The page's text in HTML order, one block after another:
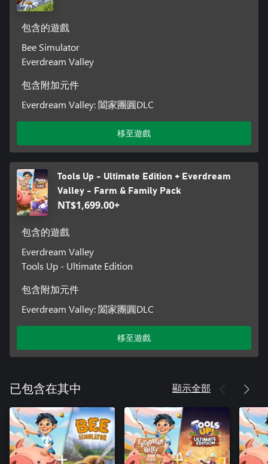
包含的遊戲
Bee Simulator
Everdream Valley
包含附加元件
Everdream Valley: 闔家團圓DLC
移至遊戲
Tools Up - Ultimate Edition + Everdream
Valley - Farm & Family Pack
NT$1,699.00+
包含的遊戲
Everdream Valley
Tools Up - Ultimate Edition
包含附加元件
Everdream Valley: 闔家團圓DLC
移至遊戲
已包含在其中 顯示全部